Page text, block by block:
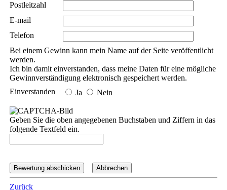
Postleitzahl
E-mail
Telefon
Bei einem Gewinn kann mein Name auf der Seite veröffentlicht
werden.
Ich bin damit einverstanden, dass meine Daten für eine mögliche
Gewinnverständigung elektronisch gespeichert werden.
Einverstanden
Ja Nein
Geben Sie die oben angegebenen Buchstaben und Ziffern in das
folgende Textfeld ein.
Zurück